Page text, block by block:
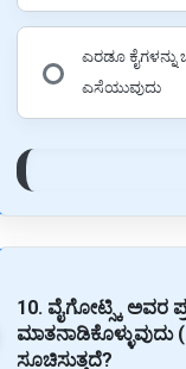
ಎರಡೂ
ಎಸೆಯುವುದು
10. ವೈಗೋಟ್ಸ್ಕಿ ಅವರ
ಮಾತನಾಡಿಕೊಳ್ಳುವುದು
ಸೂಚಿಸುತ್ತದೆ?